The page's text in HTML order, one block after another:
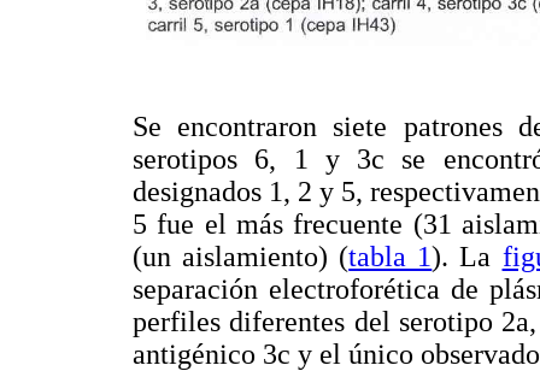
Se encontraron siete patrones
serotipos 6, 1 y 3c se
designados 1, 2 y 5,
5 fue el más frecuente (31
(un aislamiento) (tabla 1). La
separación electroforética de
perfiles diferentes del serotipo
antigénico 3c y el único